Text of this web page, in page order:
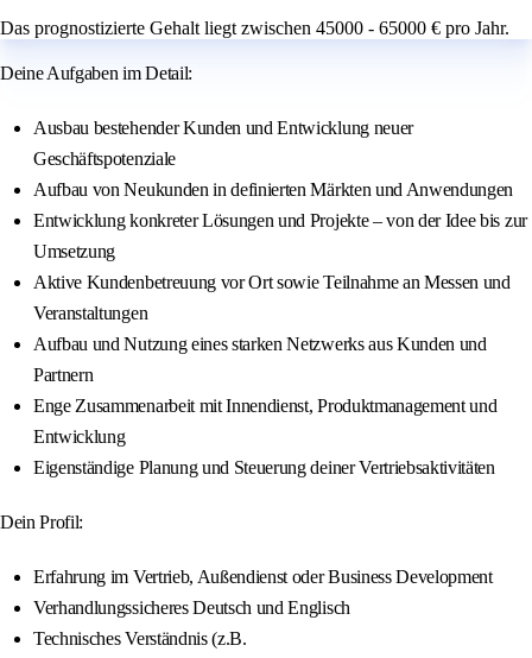
Das prognostizierte Gehalt liegt zwischen 45000 - 65000 € pro Jahr.
Deine Aufgaben im Detail:
Ausbau bestehender Kunden und Entwicklung neuer
Geschäftspotenziale
Aufbau von Neukunden in definierten Märkten und Anwendungen
Entwicklung konkreter Lösungen und Projekte – von der Idee bis zur
Umsetzung
Aktive Kundenbetreuung vor Ort sowie Teilnahme an Messen und
Veranstaltungen
Aufbau und Nutzung eines starken Netzwerks aus Kunden und
Partnern
Enge Zusammenarbeit mit Innendienst, Produktmanagement und
Entwicklung
Eigenständige Planung und Steuerung deiner Vertriebsaktivitäten
Dein Profil:
Erfahrung im Vertrieb, Außendienst oder Business Development
Verhandlungssicheres Deutsch und Englisch
Technisches Verständnis (z.B.